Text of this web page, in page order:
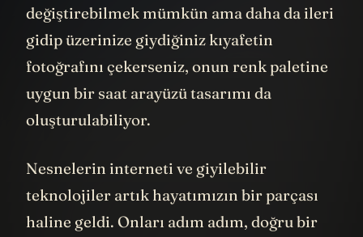
değiştirebilmek mümkün ama daha da ileri
gidip üzerinize giydiğiniz kıyafetin
fotoğrafını çekerseniz, onun renk paletine
uygun bir saat arayüzü tasarımı da
oluşturulabiliyor.
Nesnelerin interneti ve giyilebilir
teknolojiler artık hayatımızın bir parçası
haline geldi. Onları adım adım, doğru bir